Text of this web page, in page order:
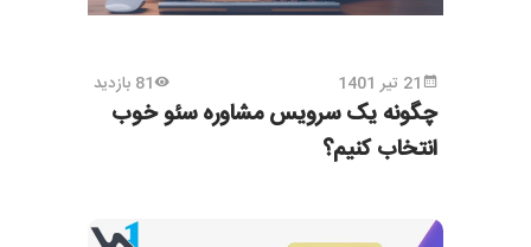
21 تیر 1401 81 بازدید
چگونه یک سرویس مشاوره سئو خوب
انتخاب کنیم؟